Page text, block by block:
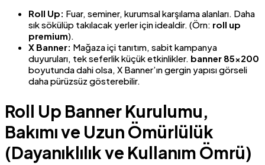
Roll Up: Fuar, seminer, kurumsal karşılama alanları. Daha
sık sökülüp takılacak yerler için idealdir. (Örn: roll up
premium).
X Banner: Mağaza içi tanıtım, sabit kampanya
duyuruları, tek seferlik küçük etkinlikler. banner 85×200
boyutunda dahi olsa, X Banner’ın gergin yapısı görseli
daha pürüzsüz gösterebilir.
Roll Up Banner Kurulumu,
Bakımı ve Uzun Ömürlülük
(Dayanıklılık ve Kullanım Ömrü)